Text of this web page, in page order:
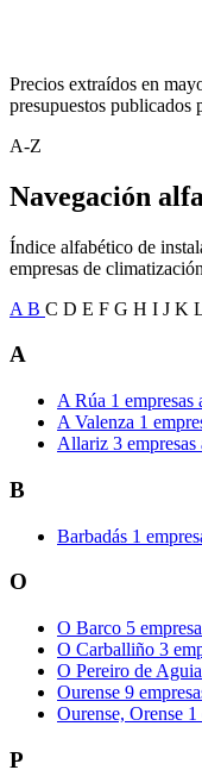
Precios extraídos en
presupuestos publicados
A-Z
Navegación
Índice alfabético de
empresas de
A B C D E F G H I J K
A
A Rúa 1 empresas
A Valenza 1
Allariz 3 empresas
B
Barbadás 1
O
O Barco 5
O Carballiño 3
O Pereiro de
Ourense 9
Ourense, Orense 1
P